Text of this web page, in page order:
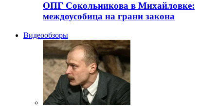
ОПГ Сокольникова в Михайловке:
междоусобица на грани закона
Видеообзоры